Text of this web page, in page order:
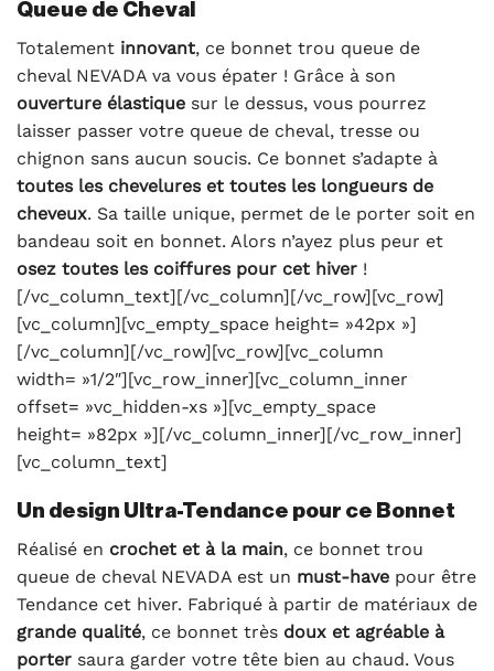
Queue de Cheval
Totalement innovant, ce bonnet trou queue de
cheval NEVADA va vous épater ! Grâce à son
ouverture élastique sur le dessus, vous pourrez
laisser passer votre queue de cheval, tresse ou
chignon sans aucun soucis. Ce bonnet s’adapte à
toutes les chevelures et toutes les longueurs de
cheveux. Sa taille unique, permet de le porter soit en
bandeau soit en bonnet. Alors n’ayez plus peur et
osez toutes les coiffures pour cet hiver !
[/vc_column_text][/vc_column][/vc_row][vc_row]
[vc_column][vc_empty_space height= »42px »]
[/vc_column][/vc_row][vc_row][vc_column
width= »1/2″][vc_row_inner][vc_column_inner
offset= »vc_hidden-xs »][vc_empty_space
height= »82px »][/vc_column_inner][/vc_row_inner]
[vc_column_text]
Un design Ultra-Tendance pour ce Bonnet
Réalisé en crochet et à la main, ce bonnet trou
queue de cheval NEVADA est un must-have pour être
Tendance cet hiver. Fabriqué à partir de matériaux de
grande qualité, ce bonnet très doux et agréable à
porter saura garder votre tête bien au chaud. Vous